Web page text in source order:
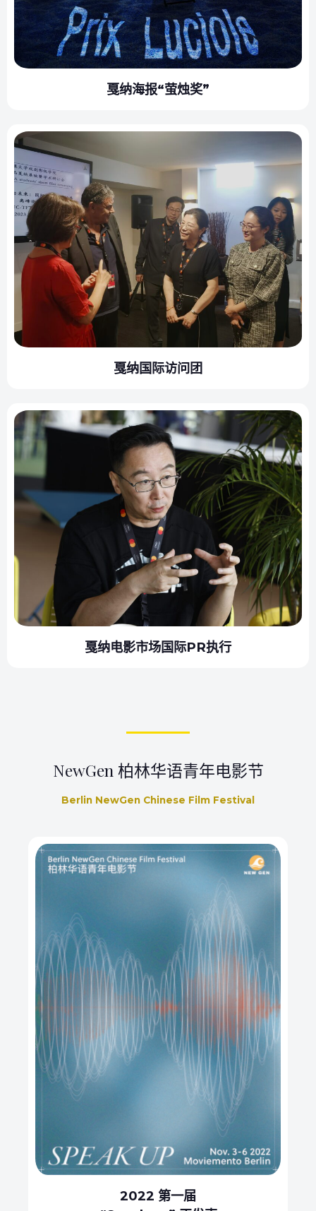
戛纳海报“萤烛奖”
戛纳国际访问团
戛纳电影市场国际PR执行
NewGen 柏林华语青年电影节
Berlin NewGen Chinese Film Festival
2022 第一届